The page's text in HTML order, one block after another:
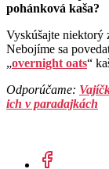
pohánková kaša?
Vyskúšajte niektorý
Nebojíme sa
„overnight oats“
Odporúčame:
ich v paradajkách